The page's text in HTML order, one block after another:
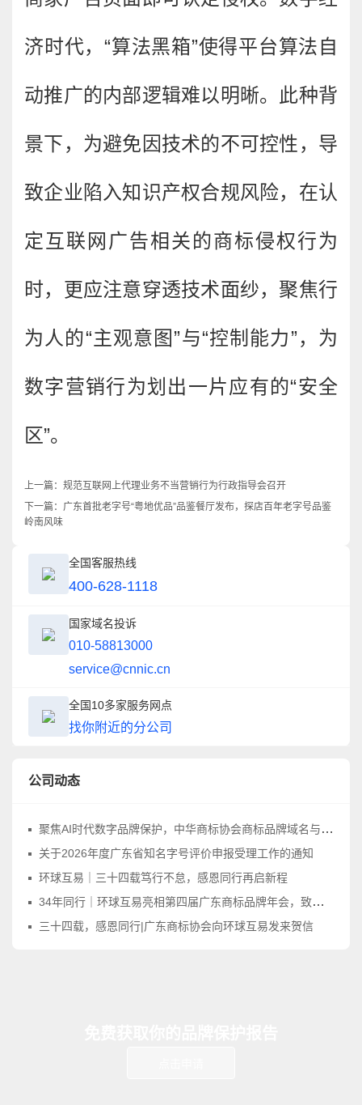
济时代，“算法黑箱”使得平台算法自
动推广的内部逻辑难以明晰。此种背
景下，为避免因技术的不可控性，导
致企业陷入知识产权合规风险，在认
定互联网广告相关的商标侵权行为
时，更应注意穿透技术面纱，聚焦行
为人的“主观意图”与“控制能力”，为
数字营销行为划出一片应有的“安全
区”。
上一篇： 规范互联网上代理业务不当营销行为行政指导会召开
下一篇： 广东首批老字号“粤地优品”品鉴餐厅发布，探店百年老字号品鉴
岭南风味
全国客服热线
400-628-1118
国家域名投诉
010-58813000
service@cnnic.cn
全国10多家服务网点
找你附近的分公司
公司动态
聚焦AI时代数字品牌保护，中华商标协会商标品牌域名与网络标识工作委员会正式成立
关于2026年度广东省知名字号评价申报受理工作的通知
环球互易｜三十四载笃行不怠，感恩同行再启新程
34年同行｜环球互易亮相第四届广东商标品牌年会，致敬品牌守护之路
三十四载，感恩同行|广东商标协会向环球互易发来贺信